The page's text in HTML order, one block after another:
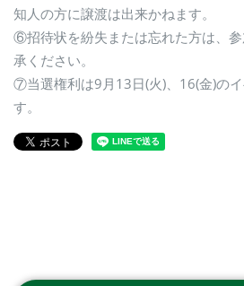
知人の方に譲渡は出来かねます。
⑥招待状を紛失または忘れた方は、
承ください。
⑦当選権利は9月13日(火)、16(金)の
す。